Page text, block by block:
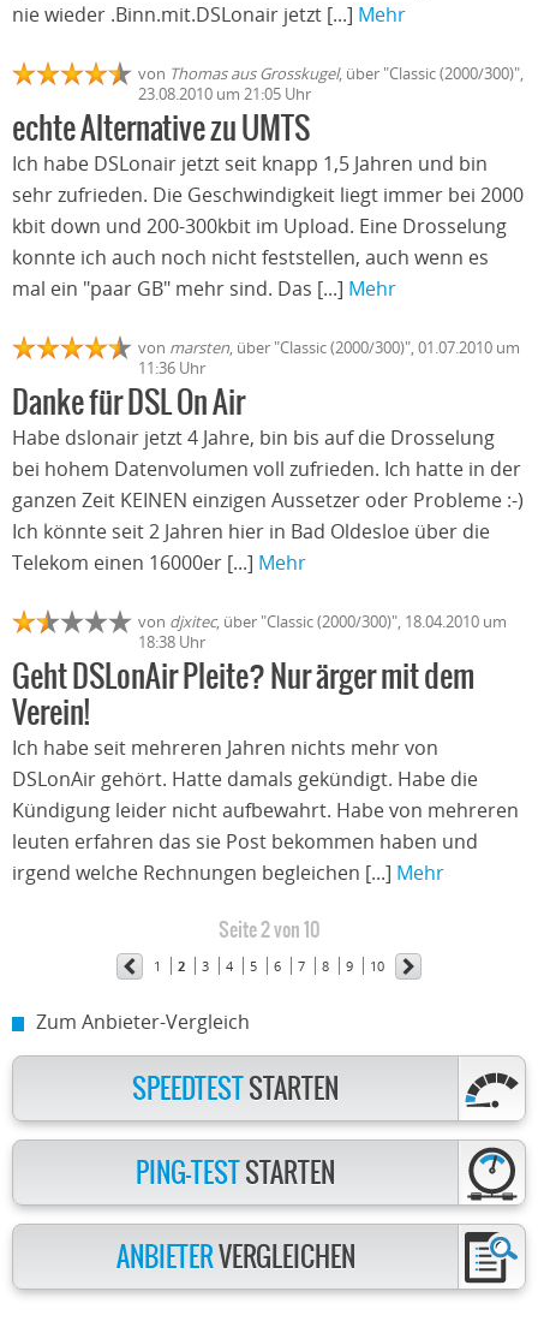
nie wieder .Binn.mit.DSLonair jetzt [...] Mehr
von Thomas aus Grosskugel, über "Classic (2000/300)",
23.08.2010 um 21:05 Uhr
echte Alternative zu UMTS
Ich habe DSLonair jetzt seit knapp 1,5 Jahren und bin
sehr zufrieden. Die Geschwindigkeit liegt immer bei 2000
kbit down und 200-300kbit im Upload. Eine Drosselung
konnte ich auch noch nicht feststellen, auch wenn es
mal ein "paar GB" mehr sind. Das [...] Mehr
von marsten, über "Classic (2000/300)", 01.07.2010 um
11:36 Uhr
Danke für DSL On Air
Habe dslonair jetzt 4 Jahre, bin bis auf die Drosselung
bei hohem Datenvolumen voll zufrieden. Ich hatte in der
ganzen Zeit KEINEN einzigen Aussetzer oder Probleme :-)
Ich könnte seit 2 Jahren hier in Bad Oldesloe über die
Telekom einen 16000er [...] Mehr
von djxitec, über "Classic (2000/300)", 18.04.2010 um
18:38 Uhr
Geht DSLonAir Pleite? Nur ärger mit dem
Verein!
Ich habe seit mehreren Jahren nichts mehr von
DSLonAir gehört. Hatte damals gekündigt. Habe die
Kündigung leider nicht aufbewahrt. Habe von mehreren
leuten erfahren das sie Post bekommen haben und
irgend welche Rechnungen begleichen [...] Mehr
Seite 2 von 10
1 2 3 4 5 6 7 8 9 10
Zum Anbieter-Vergleich
SPEEDTESTSTARTEN
PING-TESTSTARTEN
ANBIETERVERGLEICHEN